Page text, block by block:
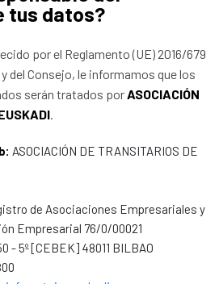
Noticias
tus datos?
por el Reglamento (UE) 2016/679
del Consejo, le informamos que los
serán tratados porASOCIACIÓN
.
ASOCIACIÓN DE TRANSITARIOS DE
de Asociaciones Empresariales y
Empresarial 76/0/00021
- 5º [CEBEK] 48011 BILBAO